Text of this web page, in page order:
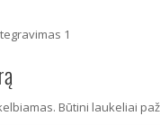
1
Būtini laukeliai